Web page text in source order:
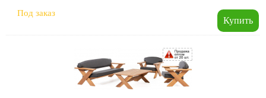
Под заказ